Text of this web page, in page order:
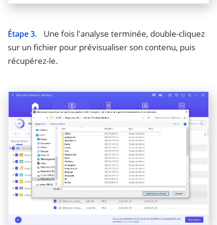
Étape 3.
Une fois l'analyse terminée, double-cliquez
sur un fichier pour prévisualiser son contenu, puis
récupérez-le.